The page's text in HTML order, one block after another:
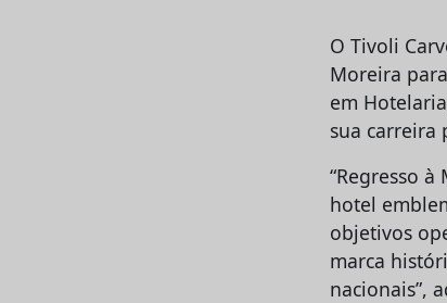
O Tivoli
Moreira
em
sua carreira
“Regresso
hotel
objetivos
marca
nacionais”,